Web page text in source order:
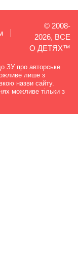
© 2008-
2026, ВСЕ
О ДЕТЯХ™
ЗУ про авторське
лише з
назви сайту.
можливе тільки з